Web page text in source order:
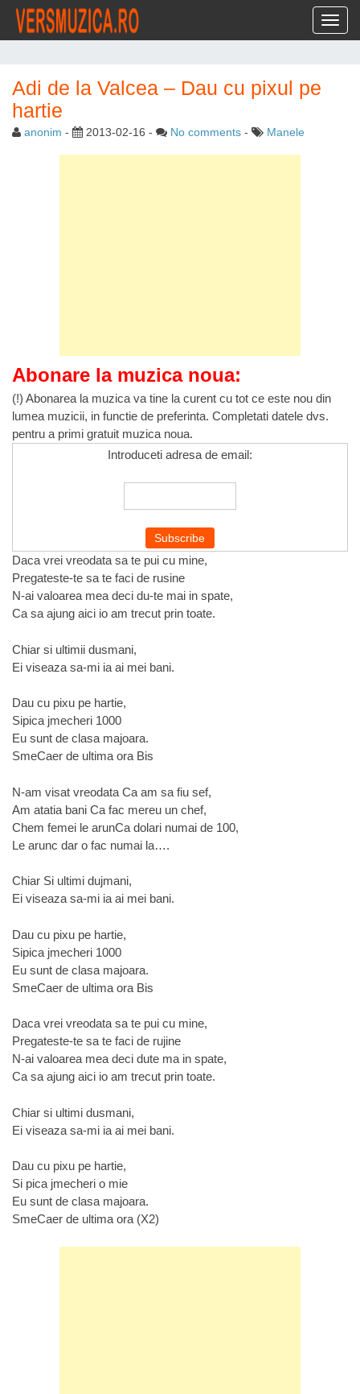
Adi de la Valcea – Dau cu pixul pe
hartie
anonim - 2013-02-16 - No comments - Manele
Abonare la muzica noua:
(!) Abonarea la muzica va tine la curent cu tot ce este nou din
lumea muzicii, in functie de preferinta. Completati datele dvs.
pentru a primi gratuit muzica noua.
Introduceti adresa de email:
Daca vrei vreodata sa te pui cu mine,
Pregateste-te sa te faci de rusine
N-ai valoarea mea deci du-te mai in spate,
Ca sa ajung aici io am trecut prin toate.
Chiar si ultimii dusmani,
Ei viseaza sa-mi ia ai mei bani.
Dau cu pixu pe hartie,
Sipica jmecheri 1000
Eu sunt de clasa majoara.
SmeCaer de ultima ora Bis
N-am visat vreodata Ca am sa fiu sef,
Am atatia bani Ca fac mereu un chef,
Chem femei le arunCa dolari numai de 100,
Le arunc dar o fac numai la….
Chiar Si ultimi dujmani,
Ei viseaza sa-mi ia ai mei bani.
Dau cu pixu pe hartie,
Sipica jmecheri 1000
Eu sunt de clasa majoara.
SmeCaer de ultima ora Bis
Daca vrei vreodata sa te pui cu mine,
Pregateste-te sa te faci de rujine
N-ai valoarea mea deci dute ma in spate,
Ca sa ajung aici io am trecut prin toate.
Chiar si ultimi dusmani,
Ei viseaza sa-mi ia ai mei bani.
Dau cu pixu pe hartie,
Si pica jmecheri o mie
Eu sunt de clasa majoara.
SmeCaer de ultima ora (X2)